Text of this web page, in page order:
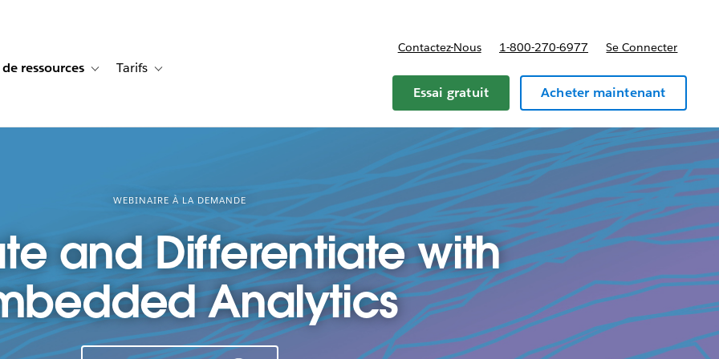
de cas for Solutions
ressources Toggle sub-navigation for Centre de ressources
Tarifs Toggle sub-navigation for Tarifs
Contactez-Nous 1-800-270-6977 Se Connecter
Essai gratuit Acheter maintenant
WEBINAIRE À LA DEMANDE
and Differentiate with
Analytics